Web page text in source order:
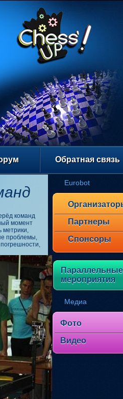
Обратная связь
команд
момент
метрики,
проблемы,
Eurobot
Партнеры
Спонсоры
Параллельные
мероприятия
Медиа
Фото
Видео